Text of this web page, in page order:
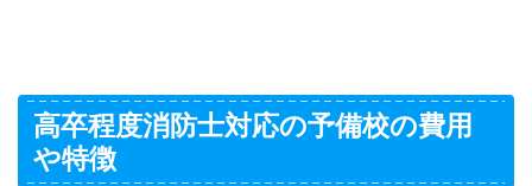
高卒程度消防士対応の予備校の費用
や特徴